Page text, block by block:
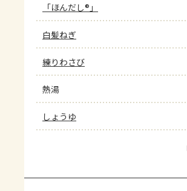
「ほんだし®」
白髪ねぎ
練りわさび
熱湯
しょうゆ